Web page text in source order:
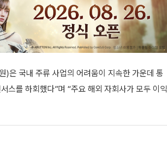
은 국내 주류 사업의 어려움이 지속한 가운데 통
스를 하회했다”며 “주요 해외 자회사가 모두 이익